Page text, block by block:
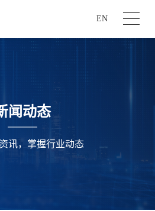
EN
闻动态
讯，掌握行业动态